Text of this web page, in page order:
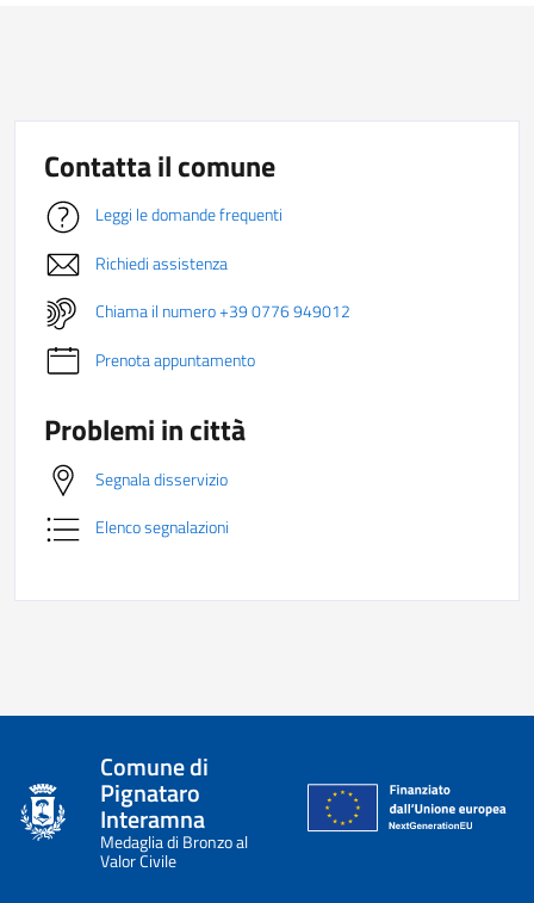
Contatta il comune
Leggi le domande frequenti
Richiedi assistenza
Chiama il numero +39 0776 949012
Prenota appuntamento
Problemi in città
Segnala disservizio
Elenco segnalazioni
Comune di
Pignataro
Interamna
Medaglia di Bronzo al
Valor Civile